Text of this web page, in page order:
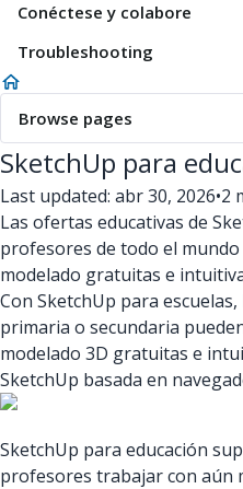
Conéctese y colabore
Troubleshooting
Browse pages
SketchUp para
Last updated: abr 30, 2026•2
Las ofertas educativas de
profesores de todo el
modelado gratuitas e
Con SketchUp para
primaria o secundaria
modelado 3D gratuitas e
SketchUp basada en
SketchUp para educación
profesores trabajar con aún